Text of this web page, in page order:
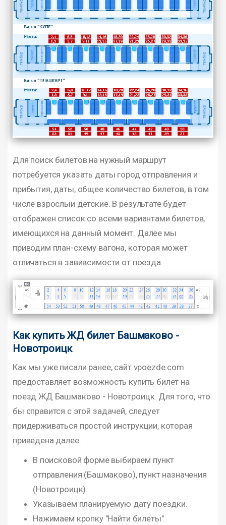
Для поиск билетов на нужный маршрут
потребуется указать даты город отправления и
прибытия, даты, общее количество билетов, в том
числе взрослыи детские. В результате будет
отображен список со всеми вариантами билетов,
имеющихся на данный момент. Далее мы
приводим план-схему вагона, которая может
отличаться в завивсимости от поезда.
Как купить ЖД билет Башмаково -
Новотроицк
Как мы уже писали ранее, сайт vpoezde.com
предоставляет возможность купить билет на
поезд ЖД Башмаково - Новотроицк. Для того, что
бы справится с этой задачей, следует
придерживаться простой инструкции, которая
приведена далее.
В поисковой форме выбираем пункт
отправления (Башмаково), пункт назначения
(Новотроицк).
Указываем планируемую дату поездки.
Нажимаем кропку "Найти билеты".